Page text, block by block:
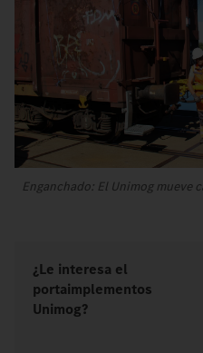
Enganchado: El Unimog mueve
¿Le interesa el
portaimplementos
Unimog?